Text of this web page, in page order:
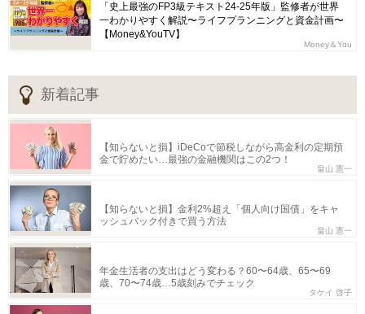
「史上最強のFP3級テキスト24-25年版」監修者が世界
一わかりやすく解説〜ライフプランニングと資金計画〜
【Money&YouTV】
Money＆You
新着記事
【知らないと損】iDeCoで節税しながら高金利の定期預
金で貯めたい…最強の金融機関はこの2つ！
畠山 憲一
【知らないと損】金利2%超え「個人向け国債」をキャ
ッシュバック付きで買う方法
畠山 憲一
年金生活者の支出はどう変わる？60〜64歳、65〜69
歳、70〜74歳…5歳刻みでチェック
タケイ 啓子